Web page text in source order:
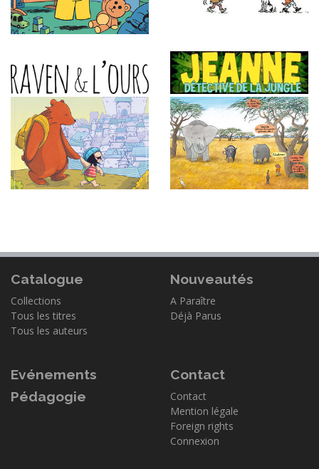
Catalogue
Collections
Tous les titres
Tous les auteurs
Nouveautés
A Paraître
Déjà Parus
Evénements
Pédagogie
Contact
Contact
Mention légale
Foreign rights
Connexion